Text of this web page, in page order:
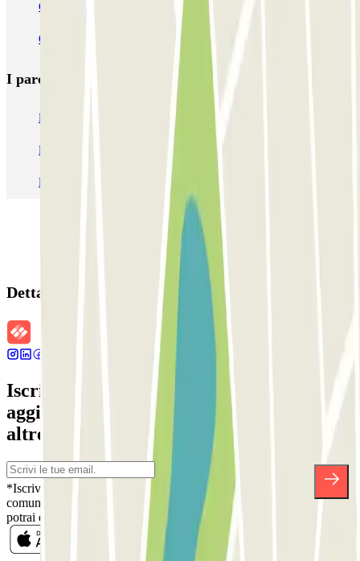
Q-Park de Griend Q-Park Bassin
Q-Park Frontenpark
I parcheggi
Parcheggio Venezia Parcheggio Piazzale Roma Venezia
Parcheggio Roma Parcheggio Milano
Parcheggio Malpensa Terminal 1 Parcheggio Malpensa
Dettagli della prenotazione
Iscriviti alla nostra Newsletter e rimani
aggiornato su sconti, concorsi e tante
altre sorprese.
*Iscrivendoti, accetti la nostra Informativa sulla Privacy per ricevere
comunicazioni commerciali da Parclick. Senza alcun impegno,
potrai disiscriverti quando vuoi direttamente dalla stessa newsletter.